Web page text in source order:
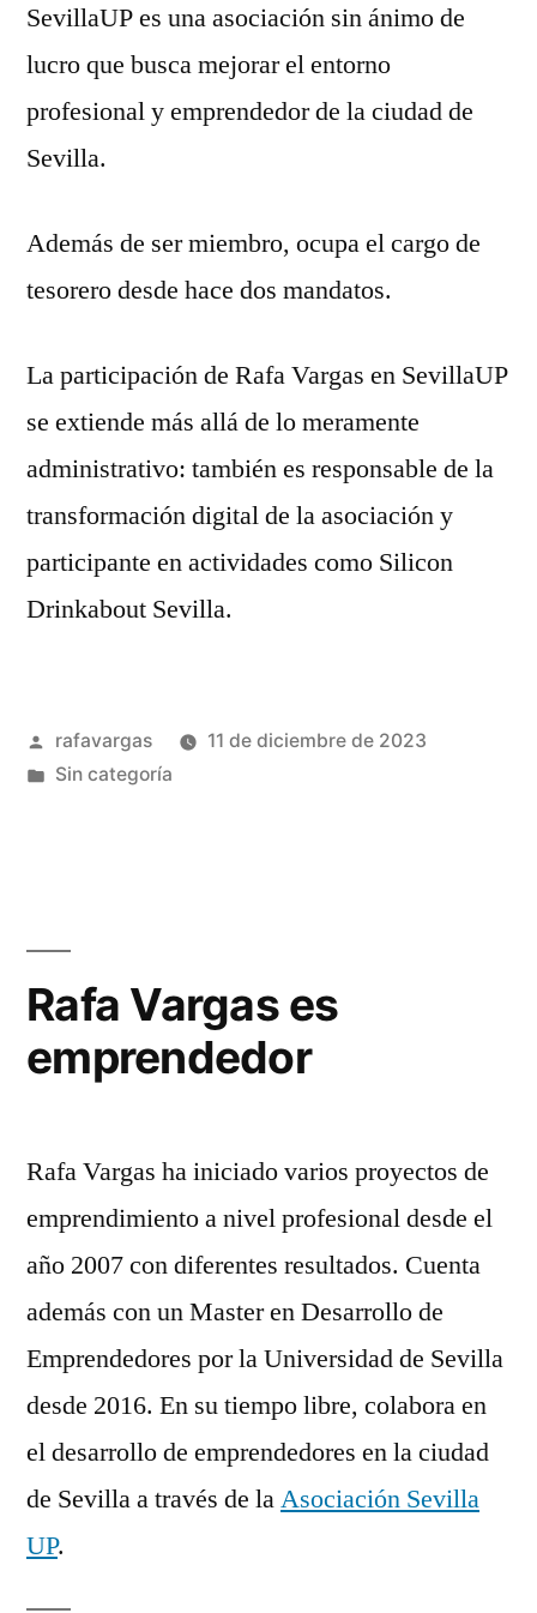
SevillaUP es una asociación sin ánimo de
lucro que busca mejorar el entorno
profesional y emprendedor de la ciudad de
Sevilla.
Además de ser miembro, ocupa el cargo de
tesorero desde hace dos mandatos.
La participación de Rafa Vargas en SevillaUP
se extiende más allá de lo meramente
administrativo: también es responsable de la
transformación digital de la asociación y
participante en actividades como Silicon
Drinkabout Sevilla.
Publicado
por
rafavargas
11 de diciembre de 2023
Publicado
Sin categoría
Rafa Vargas es
emprendedor
Rafa Vargas ha iniciado varios proyectos de
emprendimiento a nivel profesional desde el
año 2007 con diferentes resultados. Cuenta
además con un Master en Desarrollo de
Emprendedores por la Universidad de Sevilla
desde 2016. En su tiempo libre, colabora en
el desarrollo de emprendedores en la ciudad
de Sevilla a través de laAsociación Sevilla
UP.